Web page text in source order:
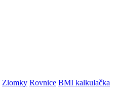
Zlomky Rovnice BMI kalkulačka